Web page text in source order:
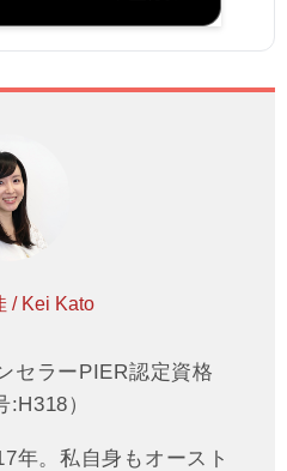
/ Kei Kato
セラーPIER認定資格
）
年。私自身もオースト